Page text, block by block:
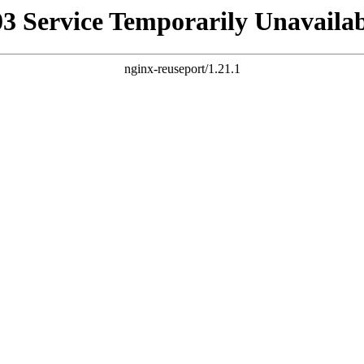
Service Temporarily
nginx-reuseport/1.21.1